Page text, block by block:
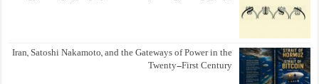
Iran, Satoshi Nakamoto, and the Gateways of Power in the
Twenty-First Century